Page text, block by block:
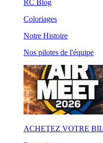
RC Blog
Coloriages
Notre Histoire
Nos pilotes de l'équipe
ACHETEZ VOTRE